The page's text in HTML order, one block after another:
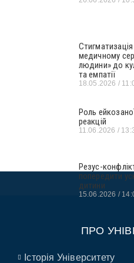
медичному
людини» до
та емпатії
18.05.2026
Роль
реакцій
11.06.2026
Резус-
попередити
дитини
15.06.2026
ПРО
Історія Університету